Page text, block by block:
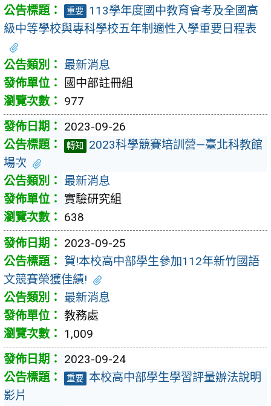
重要 113學年度國中教育會考及全國高
級中等學校與專科學校五年制適性入學重要日程表
最新消息
國中部註冊組
977
2023-09-26
轉知
2023科學競賽培訓營—臺北科教館
場次
最新消息
實驗研究組
638
2023-09-25
賀!本校高中部學生參加112年新竹國語
文競賽榮獲佳績!
最新消息
教務處
1,009
2023-09-24
重要 本校高中部學生學習評量辦法說明
影片